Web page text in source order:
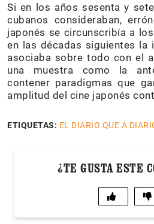
Si en los años sesenta y
cubanos consideraban,
japonés se circunscribía a
en las décadas siguientes la
asociaba sobre todo con el
una muestra como la
contener paradigmas que
amplitud del cine japonés
ETIQUETAS: EL DIARIO QUE A
¿TE GUSTA ESTE